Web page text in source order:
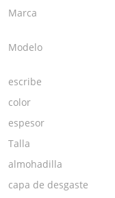
Marca
Modelo
escribe
color
espesor
Talla
almohadilla
capa de desgaste